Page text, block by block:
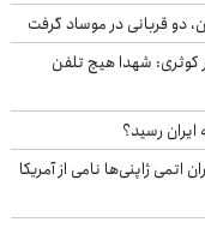
دو قربانی در موساد گرفت
کوثری: شهدا هیچ تلفن
رسید؟
ژاپنی‌ها نامی از آمریکا